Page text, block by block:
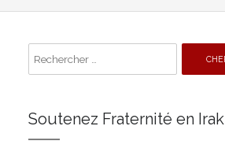
Soutenez Fraternité en Irak